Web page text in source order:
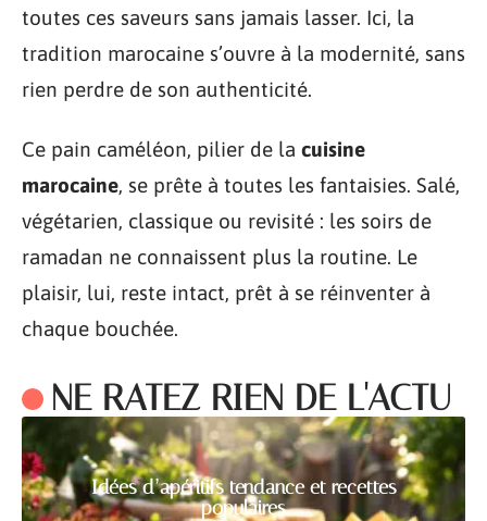
toutes ces saveurs sans jamais lasser. Ici, la
tradition marocaine s’ouvre à la modernité, sans
rien perdre de son authenticité.
Ce pain caméléon, pilier de la cuisine
marocaine, se prête à toutes les fantaisies. Salé,
végétarien, classique ou revisité : les soirs de
ramadan ne connaissent plus la routine. Le
plaisir, lui, reste intact, prêt à se réinventer à
chaque bouchée.
NE RATEZ RIEN DE L'ACTU
Idées d’apéritifs tendance et recettes
populaires